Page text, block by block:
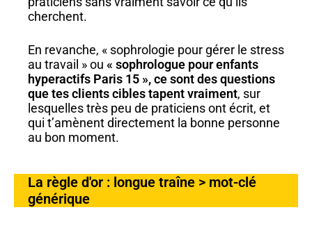
cherchent.
En revanche, « sophrologie pour gérer le stress
au travail » ou « sophrologue pour enfants
hyperactifs Paris 15 », ce sont des questions
que tes clients cibles tapent vraiment, sur
lesquelles très peu de praticiens ont écrit, et
qui t’amènent directement la bonne personne
au bon moment.
La règle d'or : longue traîne > mot-clé
générique